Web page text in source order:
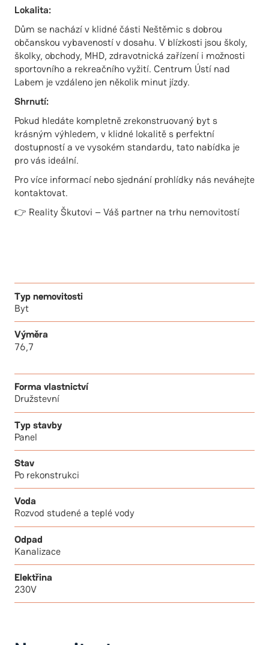
Lokalita:
Dům se nachází v klidné části Neštěmic s dobrou
občanskou vybaveností v dosahu. V blízkosti jsou školy,
školky, obchody, MHD, zdravotnická zařízení i možnosti
sportovního a rekreačního vyžití. Centrum Ústí nad
Labem je vzdáleno jen několik minut jízdy.
Shrnutí:
Pokud hledáte kompletně zrekonstruovaný byt s
krásným výhledem, v klidné lokalitě s perfektní
dostupností a ve vysokém standardu, tato nabídka je
pro vás ideální.
Pro více informací nebo sjednání prohlídky nás neváhejte
kontaktovat.
👉 Reality Škutovi – Váš partner na trhu nemovitostí
Typ nemovitosti
Byt
Výměra
76,7
Forma vlastnictví
Družstevní
Typ stavby
Panel
Stav
Po rekonstrukci
Voda
Rozvod studené a teplé vody
Odpad
Kanalizace
Elektřina
230V